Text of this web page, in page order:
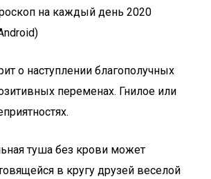
на каждый день 2020
о наступлении благополучных
переменах. Гнилое или
туша без крови может
в кругу друзей веселой